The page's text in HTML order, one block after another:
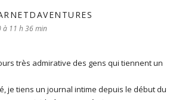
11 h 36 min
très admirative des gens qui tiennent un
je tiens un journal intime depuis le début du